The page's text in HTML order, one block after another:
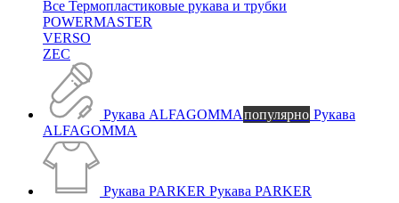
Все Термопластиковые рукава и трубки
POWERMASTER
VERSO
ZEC
Рукава ALFAGOMMAпопулярно Рукава
ALFAGOMMA
Рукава PARKER Рукава PARKER